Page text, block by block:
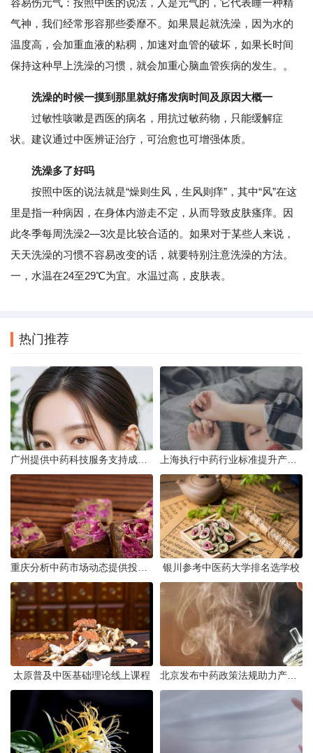
容易伤元气：按照中医的说法，人是元气的，它代表睡一种精
气神，我们经常形容那些委靡不。如果晨起就洗澡，因为水的
温度高，会加重血液的粘稠，加速对血管的破坏，如果长时间
保持这种早上洗澡的习惯，就会加重心脑血管疾病的发生。。
洗澡的时候一摸到那里就好痛发病时间及原因大概一
过敏性咳嗽是西医的病名，用抗过敏药物，只能缓解症
状。建议通过中医辨证治疗，可治愈也可增强体质。
洗澡多了好吗
按照中医的说法就是“燥则生风，生风则痒”，其中“风”在这
里是指一种病因，在身体内游走不定，从而导致皮肤瘙痒。因
此冬季每周洗澡2—3次是比较合适的。如果对于某些人来说，
天天洗澡的习惯不容易改变的话，就要特别注意洗澡的方法。
一，水温在24至29℃为宜。水温过高，皮肤表。
热门推荐
银川参考中医药大学排名选学校
太原普及中医基础理论线上课程